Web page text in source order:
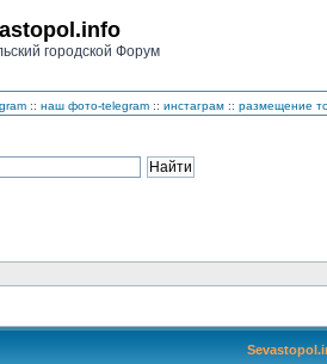
городской Форум
:: наш фото-telegram :: инстаграм :: размещение